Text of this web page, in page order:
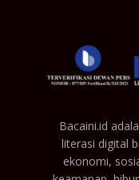
Bacaini.id
literasi digital
ekonomi,